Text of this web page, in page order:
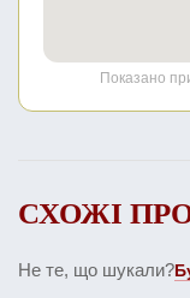
Показано
СХОЖІ
Не те, що шукали?